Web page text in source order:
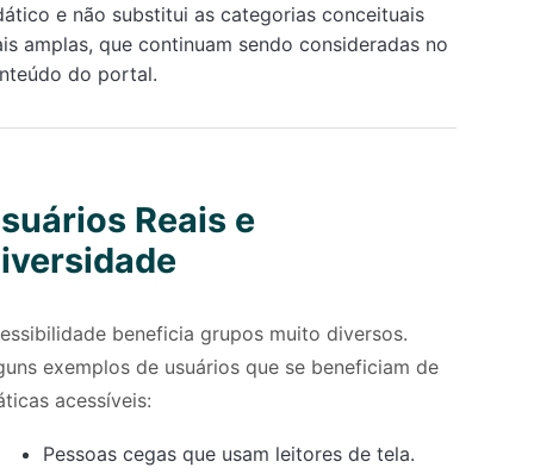
e não substitui as categorias conceituais
amplas, que continuam sendo consideradas no
do portal.
Reais e
beneficia grupos muito diversos.
exemplos de usuários que se beneficiam de
acessíveis:
Pessoas cegas que usam leitores de tela.